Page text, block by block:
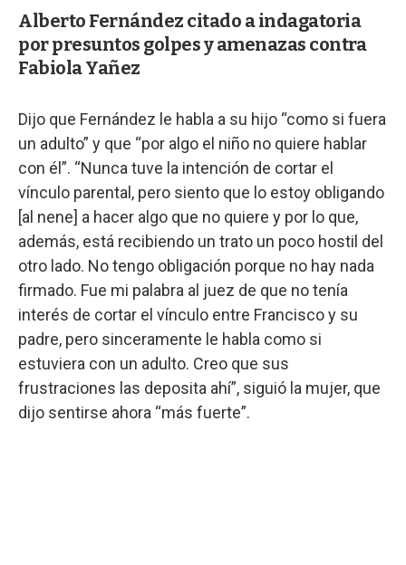
Alberto Fernández citado a indagatoria
por presuntos golpes y amenazas contra
Fabiola Yañez
Dijo que Fernández le habla a su hijo “como si fuera
un adulto” y que “por algo el niño no quiere hablar
con él”. “Nunca tuve la intención de cortar el
vínculo parental, pero siento que lo estoy obligando
[al nene] a hacer algo que no quiere y por lo que,
además, está recibiendo un trato un poco hostil del
otro lado. No tengo obligación porque no hay nada
firmado. Fue mi palabra al juez de que no tenía
interés de cortar el vínculo entre Francisco y su
padre, pero sinceramente le habla como si
estuviera con un adulto. Creo que sus
frustraciones las deposita ahí”, siguió la mujer, que
dijo sentirse ahora “más fuerte”.